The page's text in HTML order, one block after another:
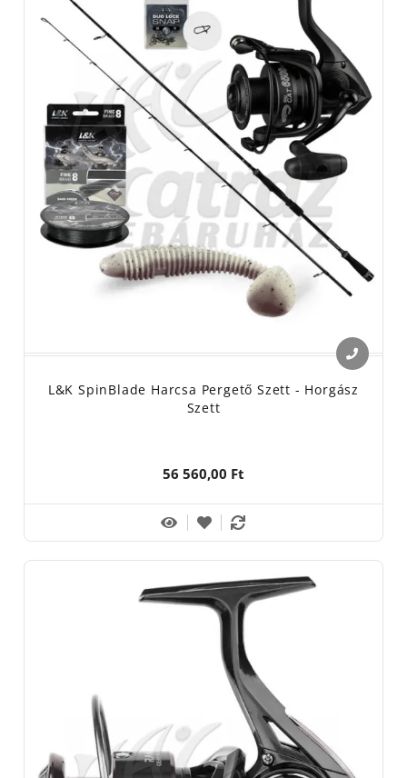
L&K SpinBlade Harcsa Pergető Szett - Horgász
Szett
56 560,00 Ft